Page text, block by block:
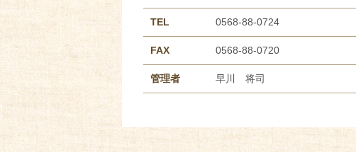
TEL 0568-88-0724
FAX 0568-88-0720
管理者 早川 将司